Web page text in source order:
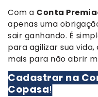
Com a Conta
apenas uma
sair ganhando. É
para agilizar sua
mais para não abrir
Cadastrar na
Copasa!